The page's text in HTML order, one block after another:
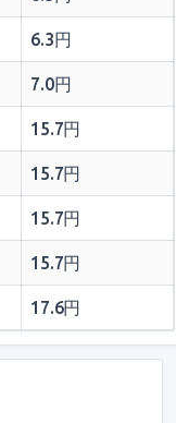
6.3円
7.0円
15.7円
15.7円
15.7円
15.7円
17.6円